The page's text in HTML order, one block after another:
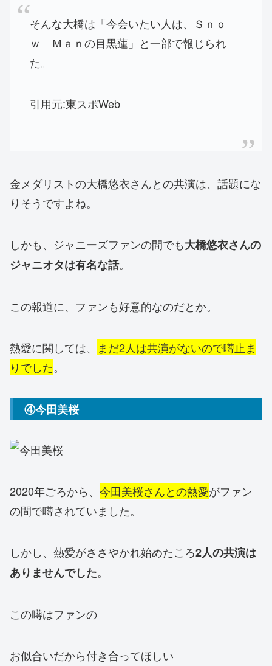
そんな大橋は「今会いたい人は、Ｓｎｏ
ｗ Ｍａｎの目黒蓮」と一部で報じられ
た。
引用元:東スポWeb
金メダリストの大橋悠衣さんとの共演は、話題にな
りそうですよね。
しかも、ジャニーズファンの間でも大橋悠衣さんの
ジャニオタは有名な話。
この報道に、ファンも好意的なのだとか。
熱愛に関しては、 まだ2人は共演がないので噂止ま
りでした。
④今田美桜
2020年ごろから、 今田美桜さんとの熱愛がファン
の間で噂されていました。
しかし、熱愛がささやかれ始めたころ2人の共演は
ありませんでした。
この噂はファンの
お似合いだから付き合ってほしい